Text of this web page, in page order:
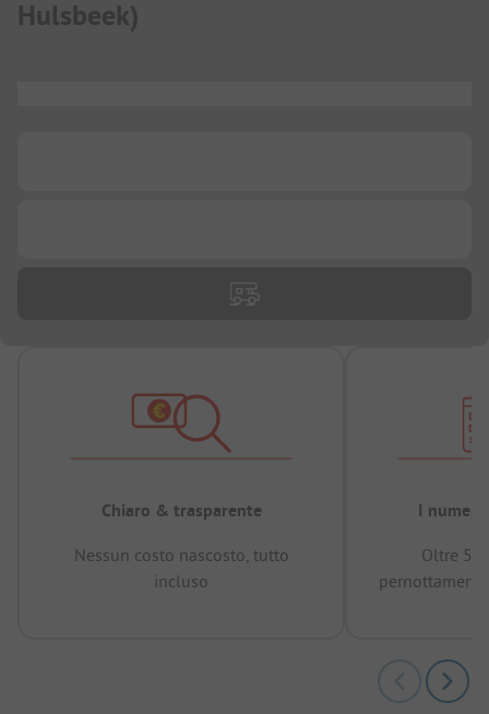
Hulsbeek)
Chiaro & trasparente
Nessun costo nascosto, tutto
incluso
I numeri
Oltre